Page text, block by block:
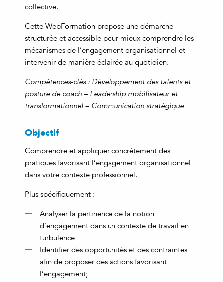
collective.
Cette WebFormation propose une démarche
structurée et accessible pour mieux comprendre les
mécanismes de l’engagement organisationnel et
intervenir de manière éclairée au quotidien.
Compétences-clés : Développement des talents et
posture de coach – Leadership mobilisateur et
transformationnel – Communication stratégique
Objectif
Comprendre et appliquer concrètement des
pratiques favorisant l’engagement organisationnel
dans votre contexte professionnel.
Plus spécifiquement :
Analyser la pertinence de la notion
d’engagement dans un contexte de travail en
turbulence
Identifier des opportunités et des contraintes
afin de proposer des actions favorisant
l’engagement;